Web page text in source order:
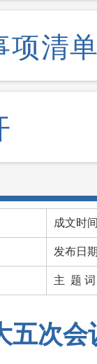
项清
成文时
发布日
主 题 词
五次